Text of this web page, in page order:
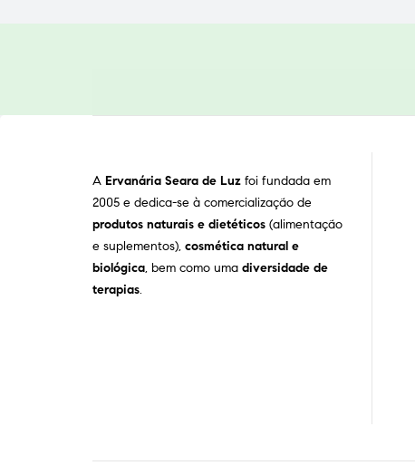
A Ervanária Seara de Luz foi fundada em
2005 e dedica-se à comercialização de
produtos naturais e dietéticos (alimentação
e suplementos), cosmética natural e
biológica, bem como uma diversidade de
terapias.